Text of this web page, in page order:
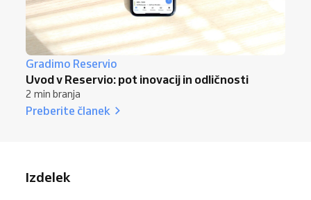
Gradimo Reservio
Uvod v Reservio: pot inovacij in odličnosti
2 min branja
Preberite članek
Izdelek